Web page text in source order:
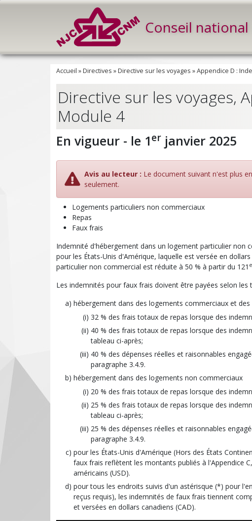
Conseil
Accueil »Directives »Directive sur les voyages »Appendice D :
Directive sur les voyages,
Module 4
En vigueur - le 1er janvier 2025
Avis au lecteur : Le document suivant n'est plus
seulement.
Logements particuliers non commerciaux
Repas
Faux frais
Indemnité d'hébergement dans un logement particulier non
pour les États-Unis d'Amérique, laquelle est versée en
particulier non commercial est réduite à 50 % à partir du 121 e
Les indemnités pour faux frais doivent être payées selon les
hébergement dans des logements commerciaux et
32 % des frais totaux de repas lorsque des
40 % des frais totaux de repas lorsque des
tableau ci-après;
40 % des dépenses réelles et raisonnables
paragraphe 3.4.9.
hébergement dans des logements non commerciaux
20 % des frais totaux de repas lorsque des
25 % des frais totaux de repas lorsque des
tableau ci-après;
25 % des dépenses réelles et raisonnables
paragraphe 3.4.9.
pour les États-Unis d'Amérique (Hors des États
faux frais reflètent les montants publiés à l'Appendice
américains (USD).
pour tous les endroits suivis d'un astérisque (*) pour
reçus requis), les indemnités de faux frais tiennent
et versées en dollars canadiens (CAD).